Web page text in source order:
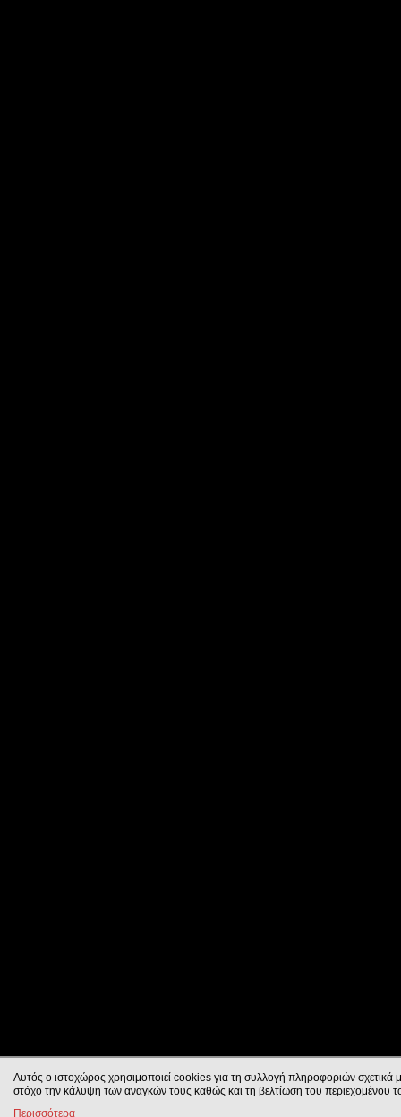
Αυτός ο ιστοχώρος χρησιμοποιεί cookies για τη συλλογή πληροφοριών σχετικά
στόχο την κάλυψη των αναγκών τους καθώς και τη βελτίωση του περιεχομένου
Περισσότερα